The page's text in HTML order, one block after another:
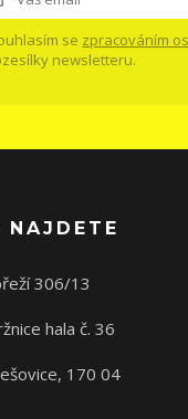
se zpracováním
newsletteru.
NAJDETE
306/13
hala č. 36
170 04